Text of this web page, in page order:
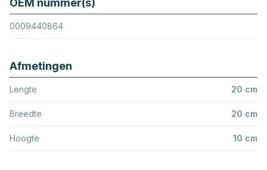
OEM nummer(s)
0009440864
Afmetingen
Lengte 20 cm
Breedte 20 cm
Hoogte 10 cm